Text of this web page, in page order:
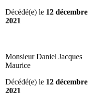
Décédé(e) le 12 décembre
2021
Monsieur Daniel Jacques
Maurice
Décédé(e) le 12 décembre
2021